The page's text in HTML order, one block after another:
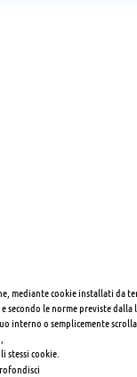
mediante cookie installati da
secondo le norme previste dalla
interno o semplicemente
stessi cookie.